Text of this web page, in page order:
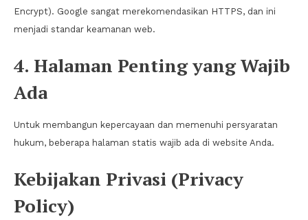
Encrypt). Google sangat merekomendasikan HTTPS, dan ini
menjadi standar keamanan web.
4. Halaman Penting yang Wajib
Ada
Untuk membangun kepercayaan dan memenuhi persyaratan
hukum, beberapa halaman statis wajib ada di website Anda.
Kebijakan Privasi (Privacy
Policy)